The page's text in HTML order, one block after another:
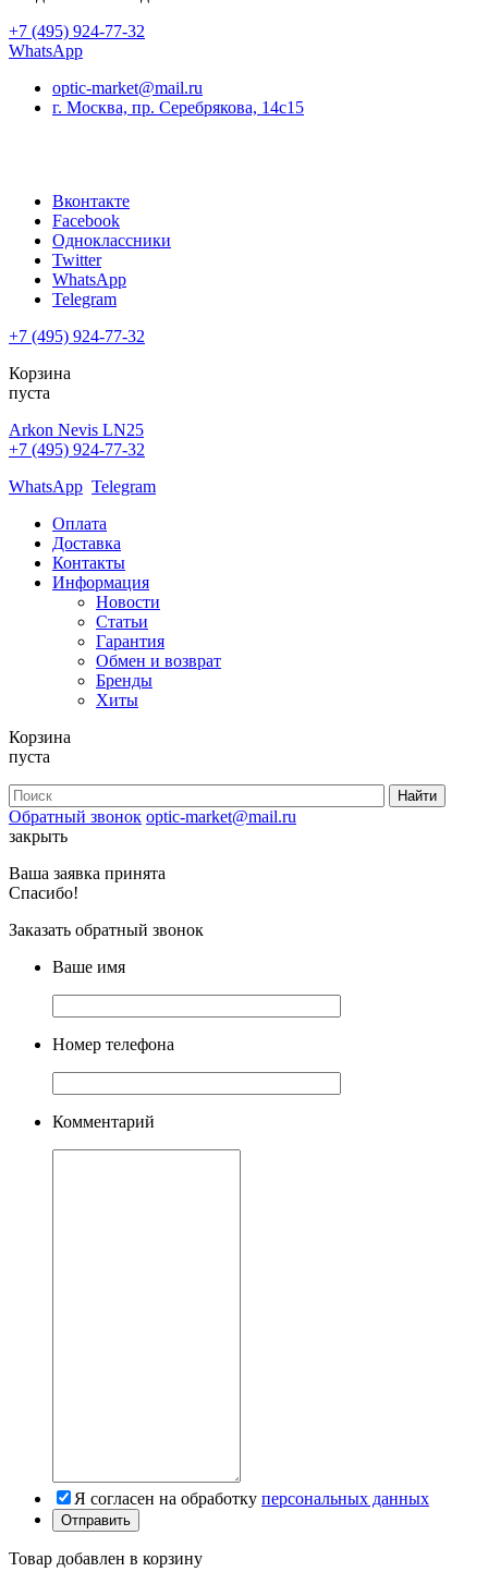
+7 (495) 924-77-32
WhatsApp
optic-market@mail.ru
г. Москва, пр. Серебрякова, 14с15
Вконтакте
Facebook
Одноклассники
Twitter
WhatsApp
Telegram
+7 (495) 924-77-32
Корзина
пуста
Arkon Nevis LN25
+7 (495) 924-77-32
WhatsApp Telegram
Оплата
Доставка
Контакты
Информация
Новости
Статьи
Гарантия
Обмен и возврат
Бренды
Хиты
Корзина
пуста
Обратный звонок optic-market@mail.ru
закрыть
Ваша заявка принята
Спасибо!
Заказать обратный звонок
Ваше имя
Номер телефона
Комментарий
Я согласен на обработку персональных данных
Товар добавлен в корзину